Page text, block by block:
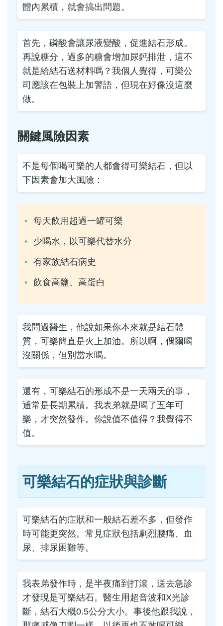
體內累積，就會搞出問題。
首先，磷酸會讓尿液變酸，促進結石形成。
再說糖分，過多的糖會增加尿鈣排泄，這不
就是給結石送材料嗎？我個人覺得，可樂公
司應該在包裝上加警語，但現在好像沒這麼
做。
關鍵風險因素
不是每個喝可樂的人都會得可樂結石，但以
下因素會加大風險：
每天飲用超過一罐可樂
少喝水，以可樂代替水分
有家族結石病史
飲食高鹽、高蛋白
我問過醫生，他說如果你本來就是結石體
質，可樂簡直是火上加油。所以啊，偶爾喝
沒關係，但別當水喝。
還有，可樂結石的形成不是一天兩天的事，
通常是長期累積。我表弟就是喝了五年可
樂，才突然發作。你說值不值得？我覺得不
值。
可樂結石的症狀與診斷
可樂結石的症狀和一般結石差不多，但發作
時可能更突然。常見症狀包括劇烈腰痛、血
尿、排尿困難等。
我表弟發作時，是半夜痛到打滾，送去急診
才發現是可樂結石。醫生用超音波和X光診
斷，結石大概0.5公分大小。事後他跟我說，